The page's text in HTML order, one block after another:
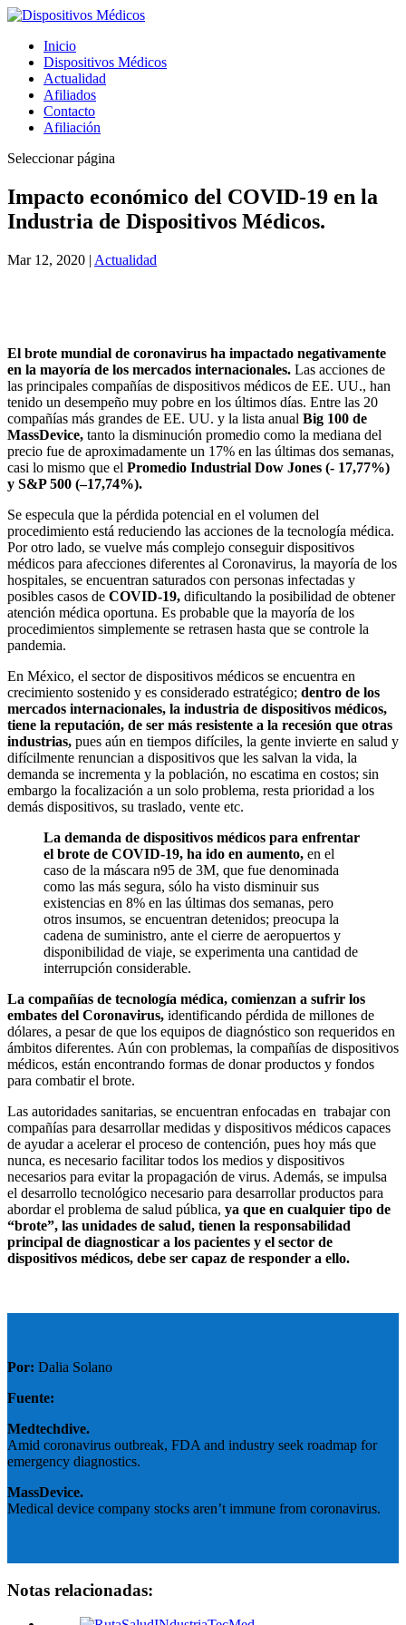
Inicio
Dispositivos Médicos
Actualidad
Afiliados
Contacto
Afiliación
Seleccionar página
Impacto económico del COVID-19 en la
Industria de Dispositivos Médicos.
Mar 12, 2020 | Actualidad
El brote mundial de coronavirus ha impactado negativamente
en la mayoría de los mercados internacionales. Las acciones de
las principales compañías de dispositivos médicos de EE. UU., han
tenido un desempeño muy pobre en los últimos días. Entre las 20
compañías más grandes de EE. UU. y la lista anual Big 100 de
MassDevice, tanto la disminución promedio como la mediana del
precio fue de aproximadamente un 17% en las últimas dos semanas,
casi lo mismo que el Promedio Industrial Dow Jones (- 17,77%)
y S&P 500 (–17,74%).
Se especula que la pérdida potencial en el volumen del
procedimiento está reduciendo las acciones de la tecnología médica.
Por otro lado, se vuelve más complejo conseguir dispositivos
médicos para afecciones diferentes al Coronavirus, la mayoría de los
hospitales, se encuentran saturados con personas infectadas y
posibles casos de COVID-19, dificultando la posibilidad de obtener
atención médica oportuna. Es probable que la mayoría de los
procedimientos simplemente se retrasen hasta que se controle la
pandemia.
En México, el sector de dispositivos médicos se encuentra en
crecimiento sostenido y es considerado estratégico; dentro de los
mercados internacionales, la industria de dispositivos médicos,
tiene la reputación, de ser más resistente a la recesión que otras
industrias, pues aún en tiempos difíciles, la gente invierte en salud y
difícilmente renuncian a dispositivos que les salvan la vida, la
demanda se incrementa y la población, no escatima en costos; sin
embargo la focalización a un solo problema, resta prioridad a los
demás dispositivos, su traslado, vente etc.
La demanda de dispositivos médicos para enfrentar
el brote de COVID-19, ha ido en aumento, en el
caso de la máscara n95 de 3M, que fue denominada
como las más segura, sólo ha visto disminuir sus
existencias en 8% en las últimas dos semanas, pero
otros insumos, se encuentran detenidos; preocupa la
cadena de suministro, ante el cierre de aeropuertos y
disponibilidad de viaje, se experimenta una cantidad de
interrupción considerable.
La compañías de tecnología médica, comienzan a sufrir los
embates del Coronavirus, identificando pérdida de millones de
dólares, a pesar de que los equipos de diagnóstico son requeridos en
ámbitos diferentes. Aún con problemas, la compañías de dispositivos
médicos, están encontrando formas de donar productos y fondos
para combatir el brote.
Las autoridades sanitarias, se encuentran enfocadas en trabajar con
compañías para desarrollar medidas y dispositivos médicos capaces
de ayudar a acelerar el proceso de contención, pues hoy más que
nunca, es necesario facilitar todos los medios y dispositivos
necesarios para evitar la propagación de virus. Además, se impulsa
el desarrollo tecnológico necesario para desarrollar productos para
abordar el problema de salud pública, ya que en cualquier tipo de
“brote”, las unidades de salud, tienen la responsabilidad
principal de diagnosticar a los pacientes y el sector de
dispositivos médicos, debe ser capaz de responder a ello.
Por: Dalia Solano
Fuente:
Medtechdive.
Amid coronavirus outbreak, FDA and industry seek roadmap for
emergency diagnostics.
MassDevice.
Medical device company stocks aren’t immune from coronavirus.
Notas relacionadas: